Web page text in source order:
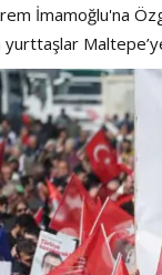
İmamoğlu'na
yurttaşlar